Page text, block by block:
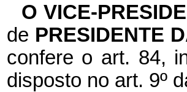
O VICE-
de PRESIDENTE
confere o art. 84,
disposto no art. 9º